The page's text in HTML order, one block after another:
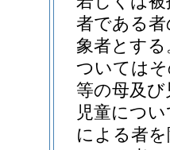
者である
象者とする
ついては
等の母及
児童につ
による者